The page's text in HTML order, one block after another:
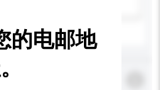
的电邮地